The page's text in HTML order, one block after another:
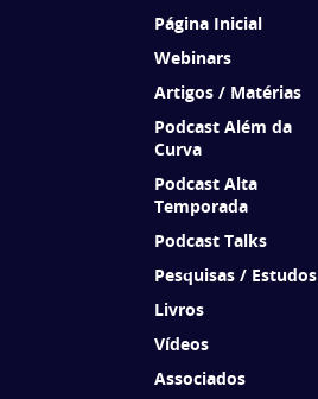
Página Inicial
Webinars
Artigos / Matérias
Podcast Além da
Curva
Podcast Alta
Temporada
Podcast Talks
Pesquisas / Estudos
Livros
Vídeos
Associados